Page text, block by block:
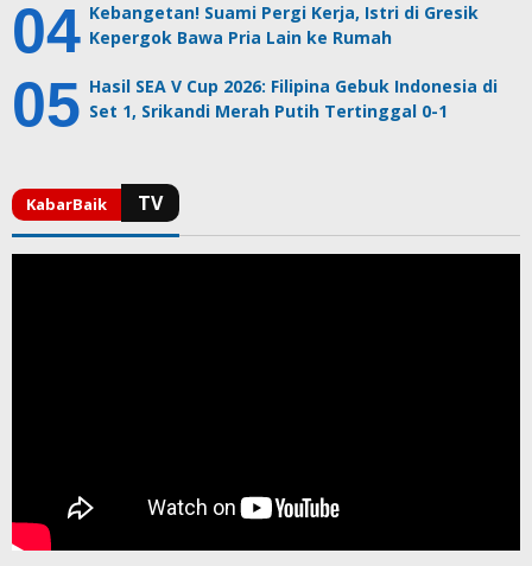
Kebangetan! Suami Pergi Kerja, Istri di Gresik
Kepergok Bawa Pria Lain ke Rumah
Hasil SEA V Cup 2026: Filipina Gebuk Indonesia di
Set 1, Srikandi Merah Putih Tertinggal 0-1